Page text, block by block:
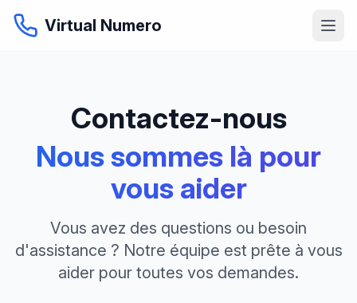
Virtual Numero
Contactez-nous
Nous sommes là pour
vous aider
Vous avez des questions ou besoin
d'assistance ? Notre équipe est prête à vous
aider pour toutes vos demandes.